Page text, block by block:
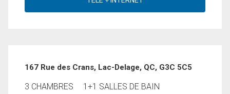
167 Rue des Crans, Lac-Delage, QC, G3C 5C5
3 CHAMBRES 1+1 SALLES DE BAIN